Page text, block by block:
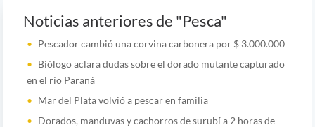
Noticias anteriores de "Pesca"
Pescador cambió una corvina carbonera por $ 3.000.000
Biólogo aclara dudas sobre el dorado mutante capturado
en el río Paraná
Mar del Plata volvió a pescar en familia
Dorados, manduvas y cachorros de surubí a 2 horas de